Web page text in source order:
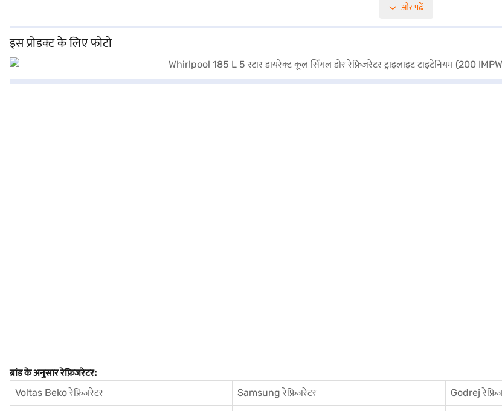
लिए एग ट्रे और डोर लॉक शामिल हैं. ट्वीलाइट टाइटेनियम रंग आपके किचन में सुंदरता का टच जोड़ता है. डाइमेंशन 536 x 604 x 1159 mm हैं, और यह 1-वर्ष की मैन्युफैक्चरर
और पढ़ें
इस प्रोडक्ट के लिए फोटो
ब्रांड के अनुसार रेफ्रिजरेटर:
Voltas Beko रेफ्रिजरेटर
Samsung रेफ्रिजरेटर Godrej